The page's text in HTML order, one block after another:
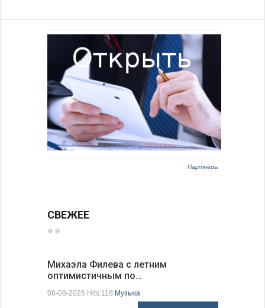
Партнёры
СВЕЖЕЕ
Михаэла Филева с летним
оптимистичным по…
08-08-2026 Hits:118 Музыка